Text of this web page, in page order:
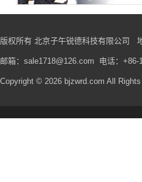
版权所有 北京子午锐德科技有限公司
邮箱：sale1718@126.com 电话：
Copyright © 2026 bjzwrd.com All Rights